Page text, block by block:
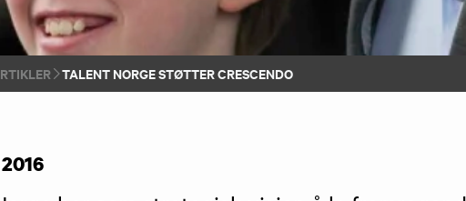
TALENT NORGE STØTTER CRESCENDO